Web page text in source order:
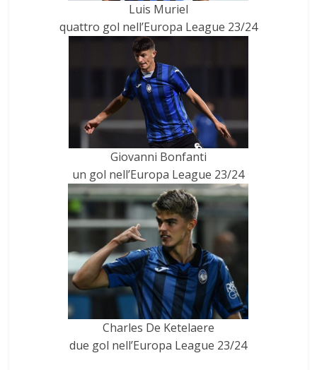
Luis Muriel
quattro gol nell’Europa League 23/24
Giovanni Bonfanti
un gol nell’Europa League 23/24
Charles De Ketelaere
due gol nell’Europa League 23/24